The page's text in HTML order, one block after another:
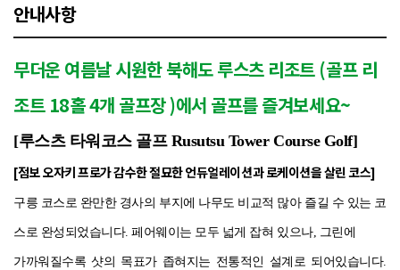
안내사항
무더운 여름날 시원한 북해도 루스츠 리조트 (골프 리
조트 18홀 4개 골프장 )에서 골프를 즐겨보세요~
[루스츠 타워코스 골프 Rusutsu Tower Course Golf]
[점보 오자키 프로가 감수한 절묘한 언듀얼레이션과 로케이션을 살린 코스]
구릉 코스로 완만한 경사의 부지에 나무도 비교적 많아 즐길 수 있는 코
스로 완성되었습니다. 페어웨이는 모두 넓게 잡혀 있으나, 그린에
가까워질수록 샷의 목표가 좁혀지는 전통적인 설계로 되어있습니다.